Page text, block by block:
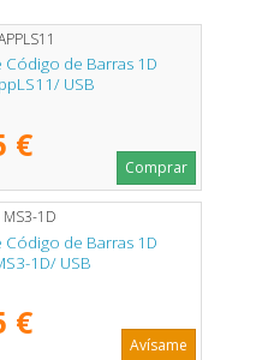
de Barras 1D
USB
€
Comprar
MS3-1D
de Barras 1D
1D/ USB
€
Avísame